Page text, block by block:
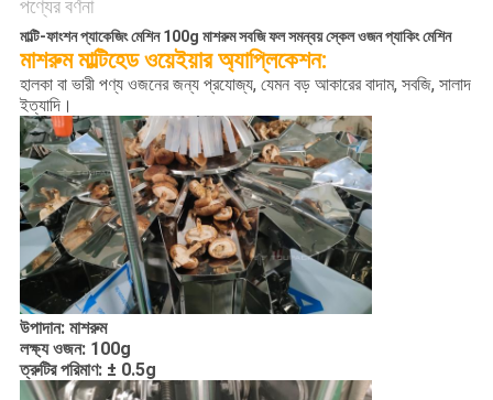
গোপনীয়তা
নীতি
পণ্যের বর্ণনা
মাল্টি-ফাংশন প্যাকেজিং মেশিন 100g মাশরুম সবজি ফল সমন্বয় স্কেল ওজন প্যাকিং মেশিন
মাশরুম মাল্টিহেড ওয়েইয়ার অ্যাপ্লিকেশন:
হালকা বা ভারী পণ্য ওজনের জন্য প্রযোজ্য, যেমন বড় আকারের বাদাম, সবজি, সালাদ
ইত্যাদি।
উপাদান: মাশরুম
লক্ষ্য ওজন: 100g
ত্রুটির পরিমাণ: ± 0.5g